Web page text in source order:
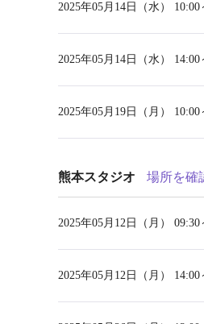
2025年05月14日（水） 10:00
2025年05月14日（水） 14:00
2025年05月19日（月） 10:00
熊本スタジオ 場所を確
2025年05月12日（月） 09:30
2025年05月12日（月） 14:00